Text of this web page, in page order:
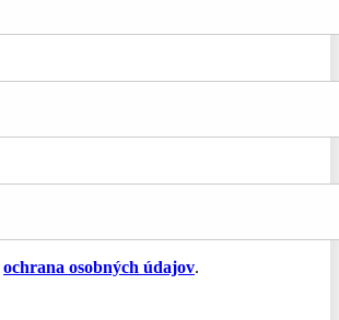
ochrana osobných údajov.